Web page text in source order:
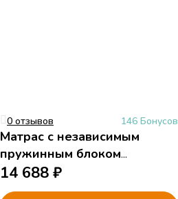
0 отзывов 146 Бонусов
Матрас с независимым
пружинным блоком
"Премиум" 190х80см/H17
14 688 ₽